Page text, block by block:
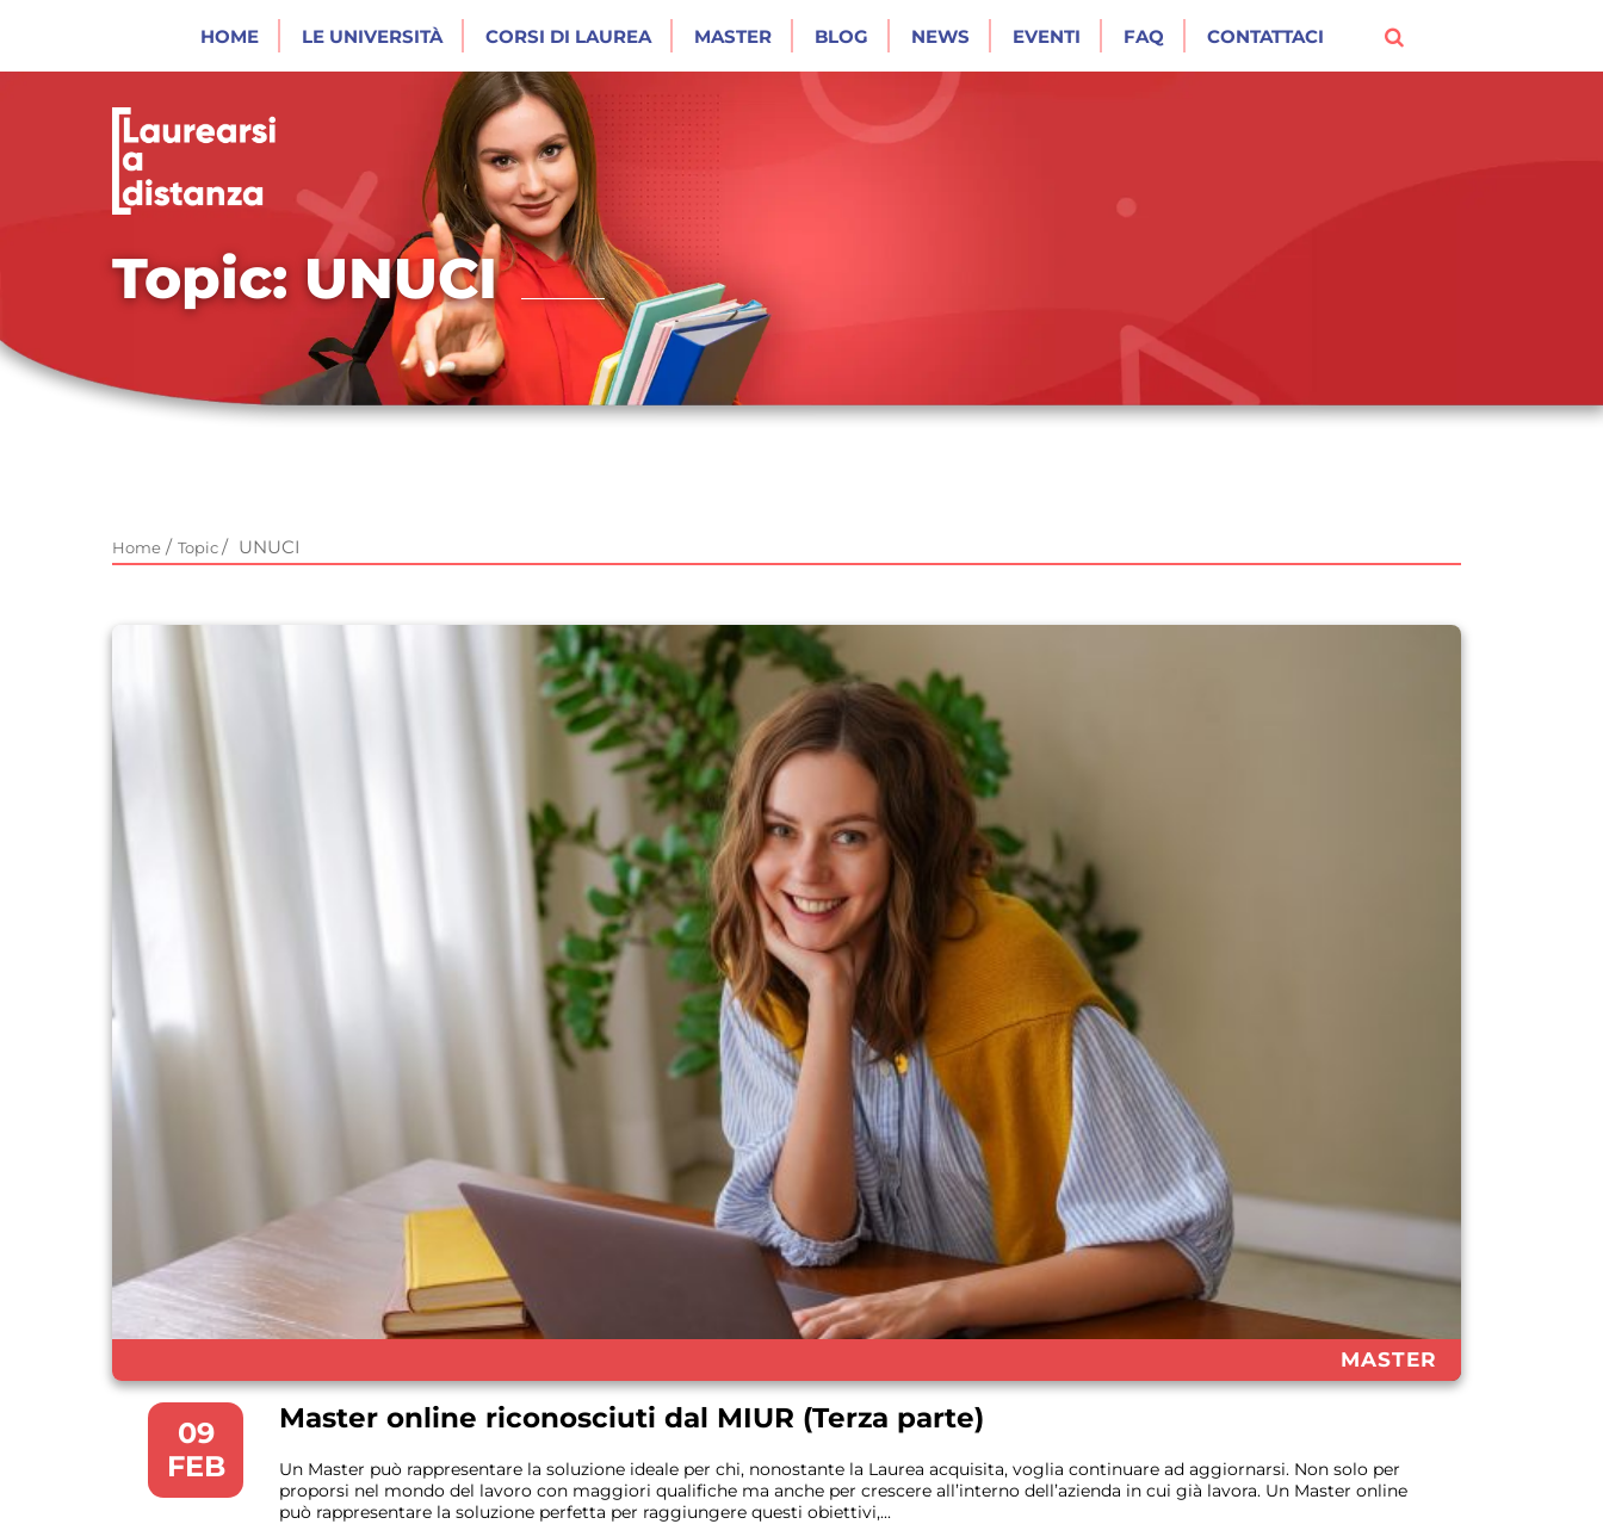
HOME LE UNIVERSITÀ CORSI DI LAUREA MASTER BLOG NEWS EVENTI FAQ CONTATTACI
Topic: UNUCI
Home / Topic/ UNUCI
MASTER
09
FEB
Master online riconosciuti dal MIUR (Terza parte)
Un Master può rappresentare la soluzione ideale per chi, nonostante la Laurea acquisita, voglia continuare ad aggiornarsi. Non solo per
proporsi nel mondo del lavoro con maggiori qualifiche ma anche per crescere all’interno dell’azienda in cui già lavora. Un Master online
può rappresentare la soluzione perfetta per raggiungere questi obiettivi,...